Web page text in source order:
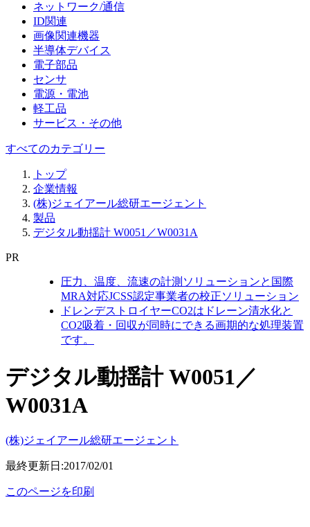
ネットワーク/通信
ID関連
画像関連機器
半導体デバイス
電子部品
センサ
電源・電池
軽工品
サービス・その他
すべてのカテゴリー
トップ
企業情報
(株)ジェイアール総研エージェント
製品
デジタル動揺計 W0051／W0031A
PR
圧力、温度、流速の計測ソリューションと国際
MRA対応JCSS認定事業者の校正ソリューション
ドレンデストロイヤーCO2はドレーン清水化と
CO2吸着・回収が同時にできる画期的な処理装置
です。
デジタル動揺計 W0051／
W0031A
(株)ジェイアール総研エージェント
最終更新日:2017/02/01
このページを印刷